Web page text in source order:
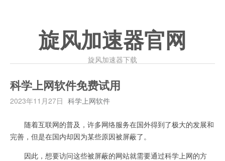
旋风加速器官网
旋风加速器下载
科学上网软件免费试用
2023年11月27日 科学上网软件
随着互联网的普及，许多网络服务在国外得到了极大的发展和
完善，但是在国内却因为某些原因被屏蔽了。
因此，想要访问这些被屏蔽的网站就需要通过科学上网的方